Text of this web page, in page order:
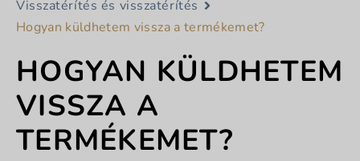
Visszatérítés és visszatérítés
Hogyan küldhetem vissza a termékemet?
HOGYAN KÜLDHETEM
VISSZA A
TERMÉKEMET?